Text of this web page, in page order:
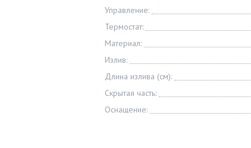
Управление:
Термостат:
Материал:
Излив:
Длина излива (см):
Скрытая часть:
Оснащение: